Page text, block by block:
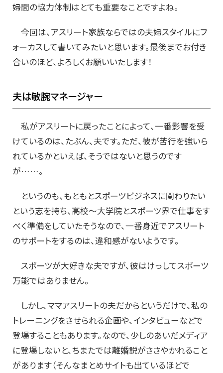
婦間の協力体制はとても重要なことですよね。
今回は、アスリート家族ならではの夫婦スタイルにフ
ォーカスして書いてみたいと思います。最後までお付き
合いのほど、よろしくお願いいたします！
夫は敏腕マネージャー
私がアスリートに戻ったことによって、一番影響を受
けているのは、たぶん、夫です。ただ、彼が苦行を強いら
れているかといえば、そうではないと思うのです
が……。
というのも、もともとスポーツビジネスに関わりたい
という志を持ち、高校〜大学院とスポーツ界で仕事をす
べく準備をしていたそうなので、一番身近でアスリート
のサポートをするのは、違和感がないようです。
スポーツが大好きな夫ですが、彼はけっしてスポーツ
万能ではありません。
しかし、ママアスリートの夫だからというだけで、私の
トレーニングをさせられる企画や、インタビューなどで
登場することもあります。なので、少しのあいだメディア
に登場しないと、ちまたでは離婚説がささやかれること
があります（そんなまとめサイトも出ているほどで